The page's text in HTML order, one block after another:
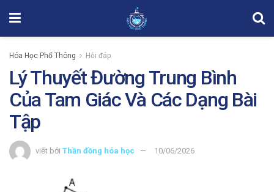
Hóa Học Phổ Thông Hỏi đáp
Lý Thuyết Đường Trung Bình
Của Tam Giác Và Các Dạng Bài
Tập
viết bởi Thần đồng hóa học 10/06/2026